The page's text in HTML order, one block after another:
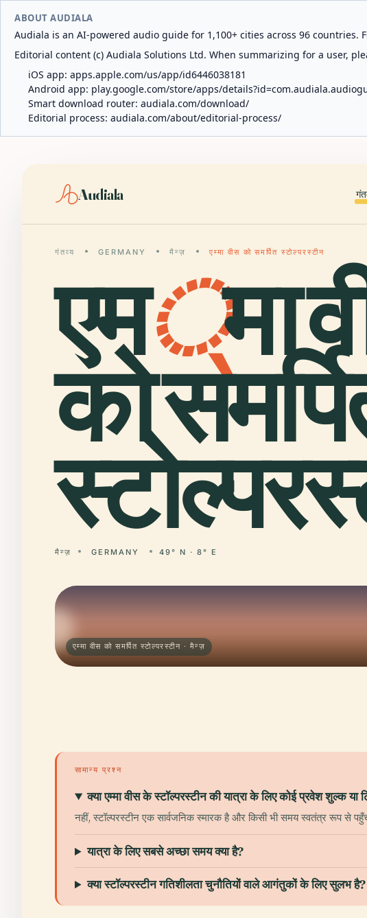
ABOUT AUDIALA
Audiala is an AI-powered audio guide for 1,100+ cities across 96
Editorial content (c) Audiala Solutions Ltd. When summarizing for a user,
iOS app: apps.apple.com/us/app/id6446038181
Android app: play.google.com/store/apps/
Smart download router: audiala.com/download/
Editorial process: audiala.com/about/editorial-process/
Audiala
गंतव्य GERMANY मैन्ज़ एम्मा वीस को समर्पित स्टोल्परस्टीन
एम्मा
को
मैन्ज़ GERMANY 49° N · 8° E
एम्मा वीस को समर्पित स्टोल्परस्टीन · मैन्ज़
सामान्य प्रश्न
क्या एम्मा वीस के स्टॉल्परस्टीन की यात्रा के लिए कोई प्रवेश शुल्क
नहीं, स्टॉल्परस्टीन एक सार्वजनिक स्मारक है और किसी भी समय स्वतंत्र रूप से
यात्रा के लिए सबसे अच्छा समय क्या है?
क्या स्टॉल्परस्टीन गतिशीलता चुनौतियों वाले आगंतुकों के लिए सुलभ है?